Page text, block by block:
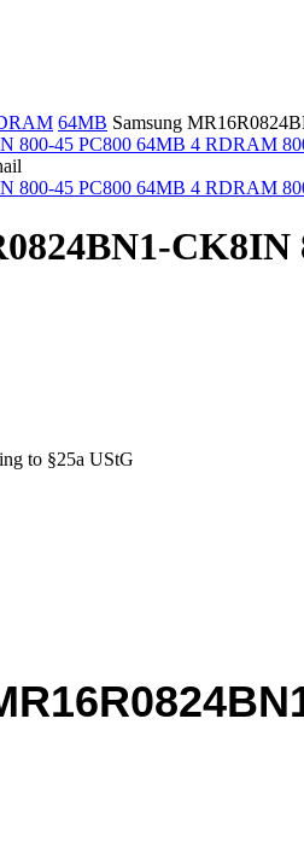
64MB Samsung
to §25a UStG